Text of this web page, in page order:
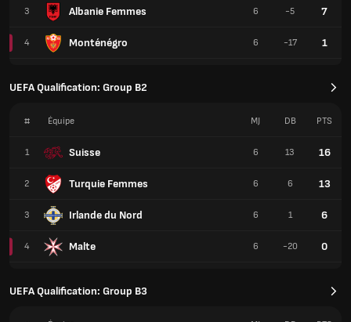
3 Albanie Femmes
4 Monténégro
6 -5 7
6 -17 1
UEFA Qualification: Group B2
# Équipe
1 Suisse
2 Turquie Femmes
3 Irlande du Nord
4 Malte
MJ DB PTS
6 13 16
6 6 13
6 1 6
6 -20 0
UEFA Qualification: Group B3